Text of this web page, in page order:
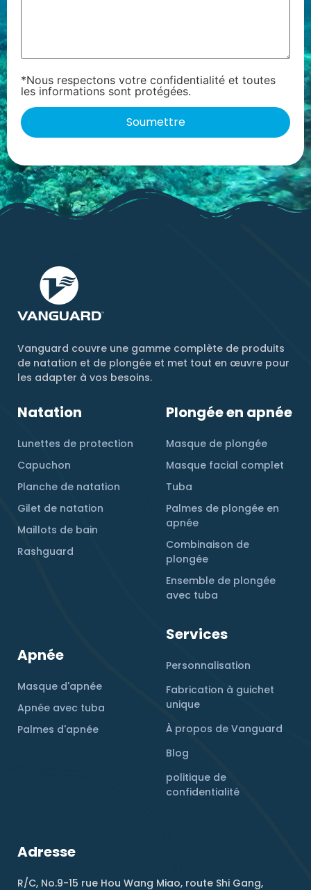
*Nous respectons votre confidentialité et toutes
les informations sont protégées.
Vanguard couvre une gamme complète de produits
de natation et de plongée et met tout en œuvre pour
les adapter à vos besoins.
Natation
Lunettes de protection
Capuchon
Planche de natation
Gilet de natation
Maillots de bain
Rashguard
Plongée en apnée
Masque de plongée
Masque facial complet
Tuba
Palmes de plongée en
apnée
Combinaison de
plongée
Ensemble de plongée
avec tuba
Apnée
Masque d'apnée
Apnée avec tuba
Palmes d'apnée
Services
Personnalisation
Fabrication à guichet
unique
À propos de Vanguard
Blog
politique de
confidentialité
Adresse
R/C, No.9-15 rue Hou Wang Miao, route Shi Gang,